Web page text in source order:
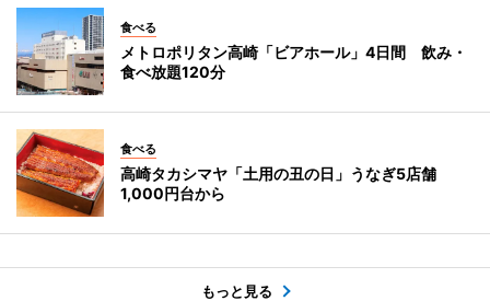
食べる
メトロポリタン高崎「ビアホール」4日間 飲み・
食べ放題120分
食べる
高崎タカシマヤ「土用の丑の日」うなぎ5店舗
1,000円台から
もっと見る